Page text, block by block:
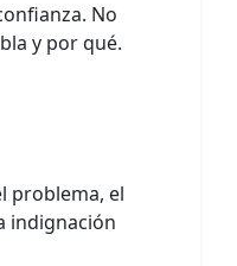
No
y por qué.
problema, el
indignación